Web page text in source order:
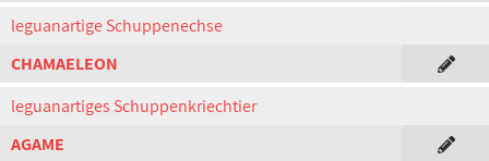
leguanartige Schuppenechse
CHAMAELEON
leguanartiges Schuppenkriechtier
AGAME